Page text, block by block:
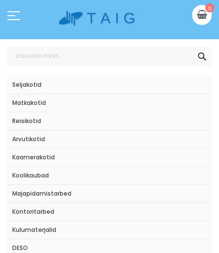
to
Content
0
Seljakotid
Matkakotid
Reisikotid
Arvutikotid
Kaamerakotid
Koolikaubad
Majapidamistarbed
Kontoritarbed
Kulumaterjalid
DESO